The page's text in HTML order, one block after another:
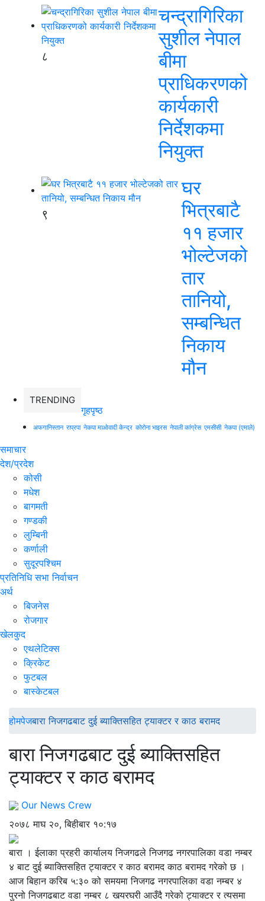
८
चन्द्रागिरिका
सुशील नेपाल
बीमा
प्राधिकरणको
कार्यकारी
निर्देशकमा
नियुक्त
९
घर
भित्रबाटै
११ हजार
भोल्टेजको
तार
तानियो,
सम्बन्धित
निकाय
मौन
TRENDING
अफगानिस्तान राप्रपा नेकपा माओवादी केन्द्र कोरोना भाइरस नेपाली कांग्रेस एमसीसी नेकपा (एमाले)
गृहपृष्ठ
समाचार
देश/प्रदेश
कोसी
मधेश
बागमती
गण्डकी
लुम्बिनी
कर्णाली
सुदूरपश्चिम
प्रतिनिधि सभा निर्वाचन
अर्थ
बिजनेस
रोजगार
खेलकुद
एथलेटिक्स
क्रिकेट
फुटबल
बास्केटबल
होमपेजबारा निजगढबाट दुई ब्याक्तिसहित ट्याक्टर र काठ बरामद
बारा निजगढबाट दुई ब्याक्तिसहित
ट्याक्टर र काठ बरामद
Our News Crew
२०७८ माघ २०, बिहीबार १०:१७
बारा । ईलाका प्रहरी कार्यालय निजगढले निजगढ नगरपालिका वडा नम्बर
४ बाट दुई ब्याक्तिसहित ट्याक्टर र काठ बरामद काठ बरामद गरेको छ ।
आज बिहान करिब ५:३० को समयमा निजगढ नगरपालिका वडा नम्बर ४
पुरनो निजगढबाट वडा नम्बर ८ खयरघरी आउँदै गरेको ट्याक्टर र त्यसमा